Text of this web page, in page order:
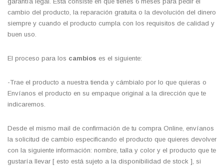
cambio del producto, la reparación gratuita o la devolución del dinero
siempre y cuando el producto cumpla con los requisitos de calidad y
buen uso.
El proceso para los cambios es el siguiente:
-Trae el producto a nuestra tienda y cámbialo por lo que quieras o
Envíanos el producto en su empaque original a la dirección que te
indicaremos.
Desde el mismo mail de confirmación de tu compra Online, envíanos
la solicitud de cambio especificando el producto que quieres devolver
con la siguiente información: nombre, talla y color y el producto que te
gustaría llevar [ esto está sujeto a la disponibilidad de stock ], si